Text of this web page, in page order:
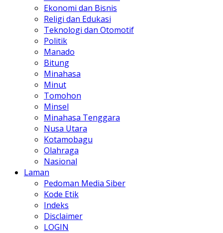
Ekonomi dan Bisnis
Religi dan Edukasi
Teknologi dan Otomotif
Politik
Manado
Bitung
Minahasa
Minut
Tomohon
Minsel
Minahasa Tenggara
Nusa Utara
Kotamobagu
Olahraga
Nasional
Laman
Pedoman Media Siber
Kode Etik
Indeks
Disclaimer
LOGIN